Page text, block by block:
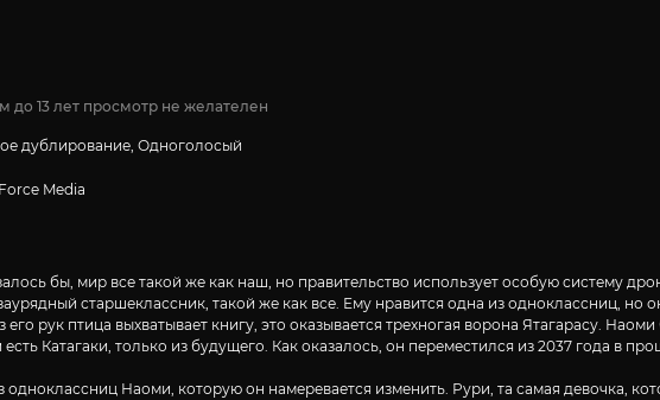
до 13 лет просмотр не желателен
дублирование, Одноголосый
Media
бы, мир все такой же как наш, но правительство использует особую систему
старшеклассник, такой же как все. Ему нравится одна из одноклассниц, но
рук птица выхватывает книгу, это оказывается трехногая ворона Ятагарасу.
Катагаки, только из будущего. Как оказалось, он переместился из 2037 года в
Наоми, которую он намеревается изменить. Рури, та самая девочка,